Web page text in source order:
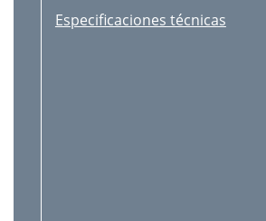
Especificaciones técnicas